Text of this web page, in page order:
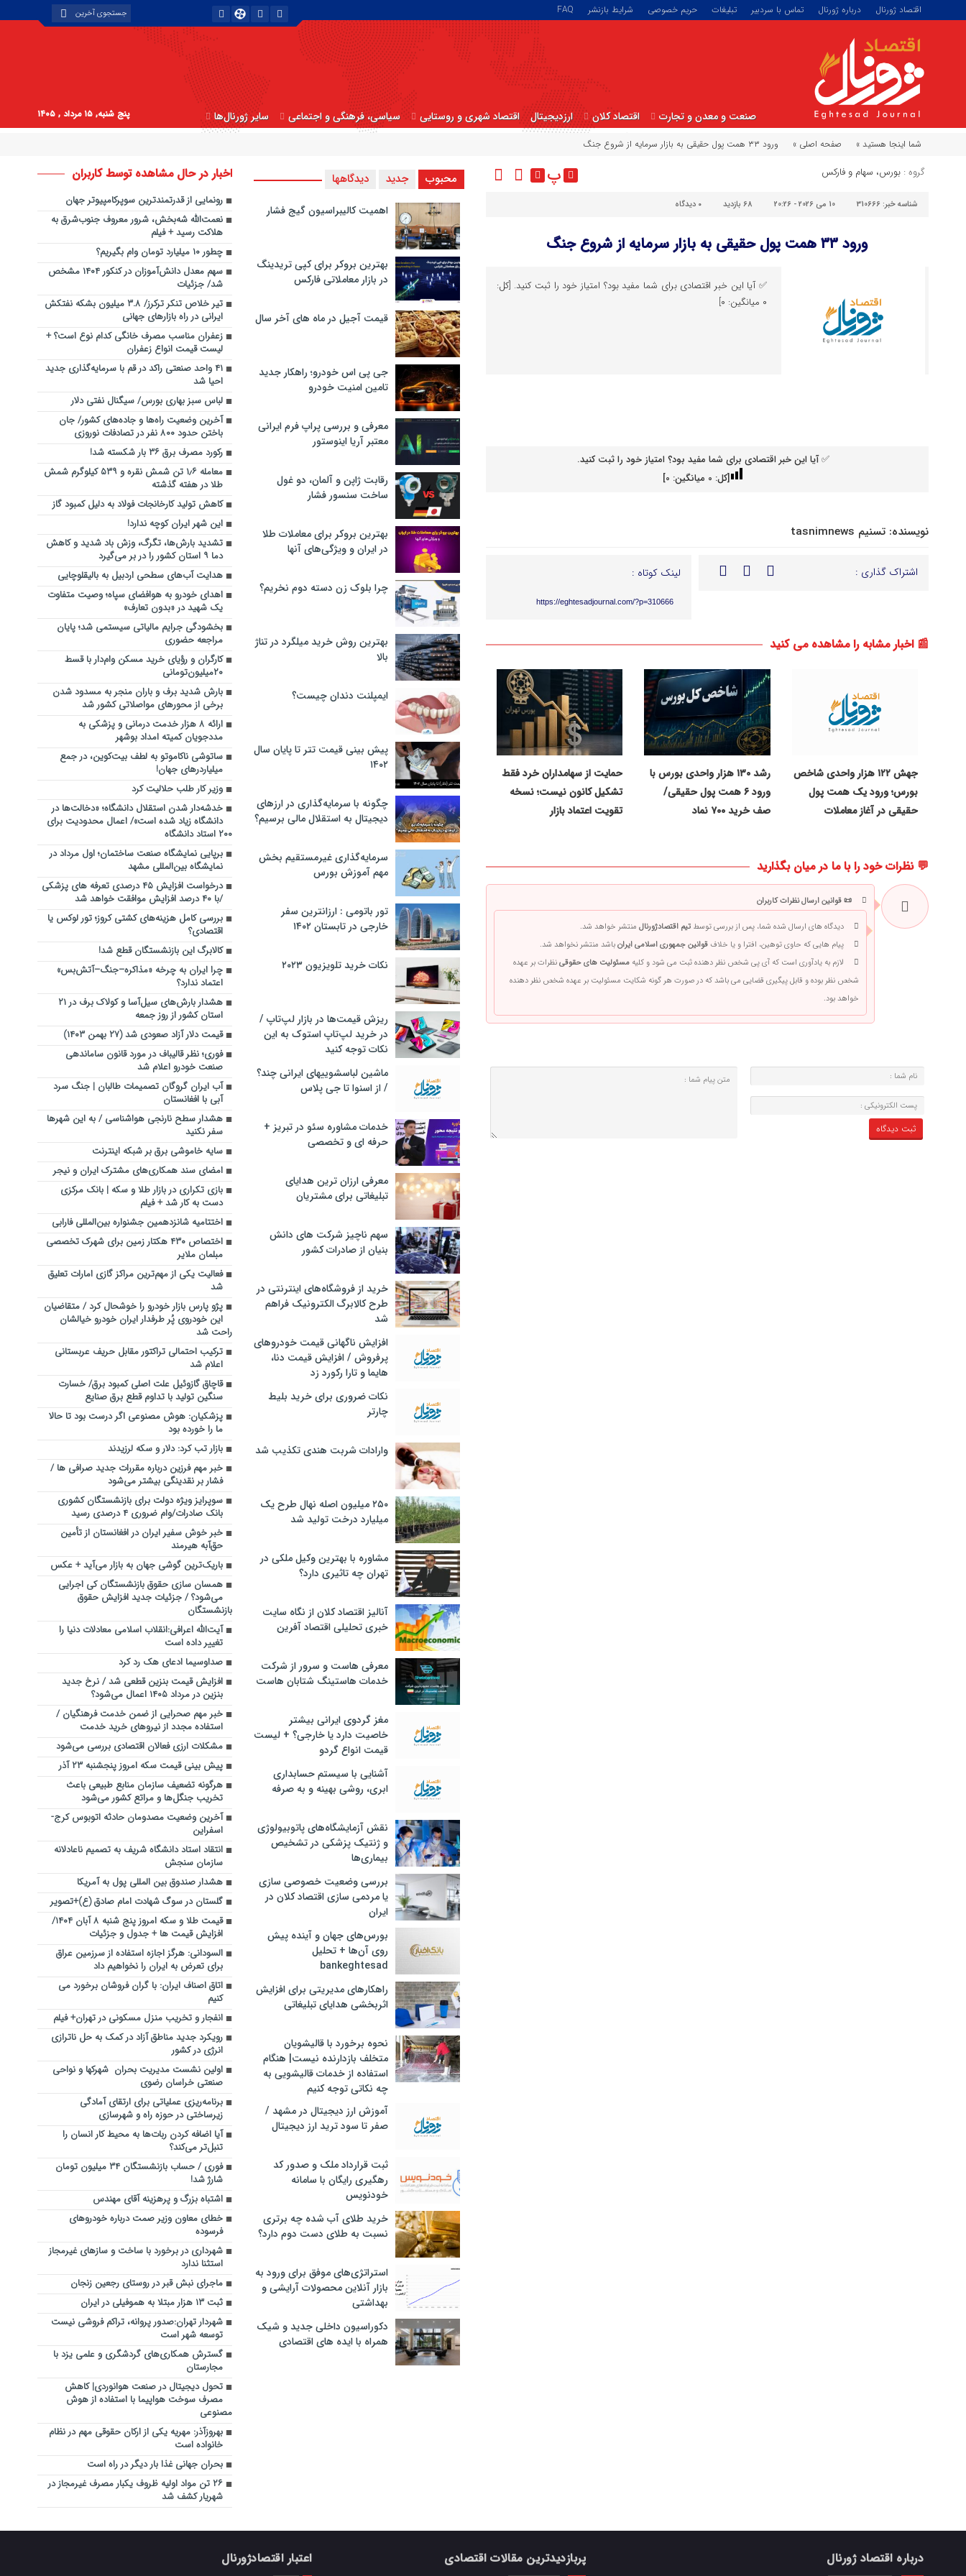
اقتصاد ژورنال درباره ژورنال تماس با سردبیر تبلیغات حریم خصوصی شرایط بازنشر FAQ
صنعت و معدن و تجارت اقتصاد کلان ارزدیجیتال اقتصاد شهری و روستایی سیاسی، فرهنگی و اجتماعی سایر ژورنال‌ها پنج شنبه, ۱۵ مرداد , ۱۴۰۵
شما اینجا هستید » صفحه اصلی » ورود ۳۳ همت پول حقیقی به بازار سرمایه از شروع جنگ
گروه : بورس، سهام و فارکس پ
شناسه خبر: 310666 10 می 2026 - 20:26 68 بازدید ۰ دیدگاه
ورود ۳۳ همت پول حقیقی به بازار سرمایه از شروع جنگ
✅ آیا این خبر اقتصادی برای شما مفید بود؟ امتیاز خود را ثبت کنید. [کل:
۰ میانگین: ۰]
✅ آیا این خبر اقتصادی برای شما مفید بود؟ امتیاز خود را ثبت کنید.
[کل: 0 میانگین: 0
]
نویسنده: تسنیم tasnimnews
اشتراک گذاری : لینک کوتاه :
https://eghtesadjournal.com/?p=310666
📰 اخبار مشابه را مشاهده می کنید
جهش ۱۲۲ هزار واحدی شاخص
بورس؛ ورود یک همت پول
حقیقی در آغاز معاملات
رشد ۱۳۰ هزار واحدی بورس با
ورود ۶ همت پول حقیقی/
صف خرید ۷۰۰ نماد
حمایت از سهامداران خرد فقط
تشکیل کانون نیست؛ نسخه
تقویت اعتماد بازار
💬 نظرات خود را با ما در میان بگذارید
📜 قوانین ارسال نظرات کاربران
دیدگاه های ارسال شده شما، پس از بررسی توسط تیم اقتصادژورنال منتشر خواهد شد.
پیام هایی که حاوی توهین، افترا و یا خلاف قوانین جمهوری اسلامی ایرانباشد منتشر نخواهد شد.
لازم به یادآوری است که آی پی شخص نظر دهنده ثبت می شود و کلیه مسئولیت های حقوقینظرات بر عهده
شخص نظر بوده و قابل پیگیری قضایی می باشد که در صورت هر گونه شکایت مسئولیت بر عهده شخص نظر دهنده
خواهد بود.
محبوب جدید دیدگاهها
اهمیت کالیبراسیون گیج فشار
بهترین بروکر برای کپی‌ تریدینگ
در بازار معاملاتی فارکس
قیمت آجیل در ماه های آخر سال
جی پی اس خودرو؛ راهکار جدید
تامین امنیت خودرو
معرفی و بررسی پراپ فرم ایرانی
معتبر آریا اینوستور
رقابت ژاپن و آلمان، دو غول
ساخت سنسور فشار
بهترین بروکر برای معاملات طلا
در ایران و ویژگی‌های آنها
چرا بلوک زن دسته دوم نخریم؟
بهترین روش خرید میلگرد در تناژ
بالا
ایمپلنت دندان چیست؟
پیش بینی قیمت تتر تا پایان سال
۱۴۰۲
چگونه با سرمایه‌گذاری در ارزهای
دیجیتال به استقلال مالی برسیم؟
سرمایه‌گذاری غیرمستقیم بخش
مهم آموزش بورس
تور باتومی : ارزانترین سفر
خارجی در تابستان ۱۴۰۲
نکات خرید تلویزیون ۲۰۲۳
ریزش قیمت‌ها در بازار لپ‌تاپ /
در خرید لپ‌تاپ استوک به این
نکات توجه کنید
ماشین لباسشویی‎های ایرانی چند؟
/ از اسنوا تا جی پلاس
خدمات مشاوره سئو در تبریز +
حرفه ای و تخصصی
معرفی ارزان ترین هدایای
تبلیغاتی برای مشتریان
سهم ناچیز شرکت های دانش
بنیان از صادرات کشور
خرید از فروشگاه‌های اینترنتی در
طرح کالابرگ الکترونیک فراهم
شد
افزایش ناگهانی قیمت خودروهای
پرفروش / افزایش قیمت دنا،
هایما و تارا رکورد زد
نکات ضروری برای خرید بلیط
چارتر
وارادات شربت هندی تکذیب شد
۲۵۰ میلیون اصله نهال طرح یک
میلیارد درخت تولید شد
مشاوره با بهترین وکیل ملکی در
تهران چه تاثیری دارد؟
آنالیز اقتصاد کلان از نگاه سایت
خبری تحلیلی اقتصاد آفرین
معرفی هاست و سرور از شرکت
خدمات هاستینگ شتابان هاست
مغز گردوی ایرانی بیشتر
خاصیت دارد یا خارجی؟ + لیست
قیمت انواع گردو
آشنایی با سیستم حسابداری
ابری، روشی بهینه و به صرفه
نقش آزمایشگاه‌های پاتوبیولوژی
و ژنتیک پزشکی در تشخیص
بیماری‌ها
بررسی وضعیت خصوصی سازی
یا مردمی سازی اقتصاد کلان در
ایران
بورس‌های جهان و آینده پیش
روی آن‌ها + تحلیل
bankeghtesad
راهکارهای مدیریتی برای افزایش
اثربخشی هدایای تبلیغاتی
نحوه برخورد با قالیشویان
متخلف بازدارنده نیست| هنگام
استفاده از خدمات قالیشویی به
چه نکاتی توجه کنیم
آموزش ارز دیجیتال در مشهد /
صفر تا سود ترید ارز دیجیتال
ثبت قرارداد ملک و صدور کد
رهگیری رایگان با سامانه
خودنویس
خرید طلای آب شده چه برتری
نسبت به طلای دست دوم دارد؟
استراتژی‌های موفق برای ورود به
بازار آنلاین محصولات آرایشی و
بهداشتی
دکوراسیون داخلی جدید و شیک
همراه با ایده های اقتصادی
اخبار در حال مشاهده توسط کاربران
رونمایی از قدرتمندترین سوپرکامپیوتر جهان
نعمت‌الله شه‌بخش، شرور معروف جنوب‌شرق به
هلاکت رسید + فیلم
چطور ۱۰ میلیارد تومان وام بگیریم؟
سهم معدل دانش‌آموزان در کنکور ۱۴۰۴ مشخص
شد/ جزئیات
تیر خلاص تنکر ترکرز/ ۳.۸ میلیون بشکه نفتکش
ایرانی در راه بازار‌های جهانی
زعفران مناسب مصرف خانگی کدام نوع است؟ +
لیست قیمت انواع زعفران
۴۱ واحد صنعتی راکد در قم با سرمایه‌گذاری جدید
احیا شد
لباس سبز بهاری بورس/ سیگنال نفتی دلار
آخرین وضعیت راه‌ها و جاده‌های کشور/ جان
باختن حدود ۸۰۰ نفر در تصادفات نوروزی
رکورد مصرف برق ۳۶ بار شکسته شد!
معامله ۱٫۶ تن شمش نقره و ۵۳۹ کیلوگرم شمش
طلا در هفته گذشته
کاهش تولید کارخانجات فولاد به دلیل کمبود گاز
این شهر ایران کوچه ندارد!
تشدید بارش‌ها، تگرگ، وزش باد شدید و کاهش
دما ۹ استان کشور را در بر می‌گیرد
هدایت آب‌های سطحی اردبیل به بالیقلوچایی
اهدای خودرو به هوافضای سپاه؛ وصیت متفاوت
یک شهید در «بدون تعارف»
بخشودگی جرایم مالیاتی سیستمی شد؛ پایان
مراجعه حضوری
کارگران و رؤیای خرید مسکن وام‌دار با قسط
۲۰میلیون‌تومانی
­بارش شدید برف و باران منجر به مسدود شدن
برخی از محورهای مواصلاتی کشور شد
ارائه ۸ هزار خدمت درمانی و پزشکی به
مددجویان کمیته امداد بوشهر
ساتوشی ناکاموتو به لطف بیت‌کوین، در جمع
میلیاردرهای جهان!
وزیر کار طلب حلالیت کرد
خدشه‌دار شدن استقلال دانشگاه؛ «دخالت‌ها در
دانشگاه زیاد شده است»/ اعمال محدودیت برای
۲۰۰ استاد دانشگاه
برپایی نمایشگاه صنعت ساختمان؛ اول مرداد در
نمایشگاه بین‌المللی مشهد
درخواست افزایش ۴۵ درصدی تعرفه های پزشکی
/با ۴۰ درصد افزایش موافقت خواهد شد
بررسی کامل هزینه‌های کشتی کروز؛ تور لوکس یا
اقتصادی؟
کالابرگ این بازنشستگان قطع شد!
چرا ایران به چرخه «مذاکره–جنگ–آتش‌بس»
اعتماد ندارد؟
هشدار بارش‌های سیل‌آسا و کولاک برف در ۲۱
استان کشور از روز جمعه
قیمت دلار آزاد صعودی شد (۲۷ بهمن ۱۴۰۳)
فوری؛ نظر قالیباف در مورد قانون ساماندهی
صنعت خودرو اعلام شد
آب ایران گروگان تصمیمات طالبان | جنگ سرد
آبی با افغانستان
هشدار سطح نارنجی هواشناسی / به این شهرها
سفر نکنید
سایه خاموشی برق بر شبکه اینترنت
امضای سند همکاری‌های مشترک ایران و نیجر
بازی تکراری در بازار طلا و سکه | بانک مرکزی
دست به کار شد + فیلم
اختتامیه شانزدهمین جشنواره بین‌المللی فارابی
اختصاص ۴۳۰ هکتار زمین برای شهرک تخصصی
مبلمان ملایر
فعالیت یکی از مهم‌ترین مراکز گازی امارات تعلیق
شد
پژو پارس بازار خودرو را خوشحال کرد / متقاضیان
این خودروی پُر طرفدار ایران خودرو خیالشان
راحت شد
ترکیب احتمالی تراکتور مقابل حریف عربستانی
اعلام شد
قاچاق گازوئیل علت اصلی کمبود برق/ خسارت
سنگین تولید با تداوم قطع برق صنایع
پزشکیان: هوش مصنوعی اگر درست بود تا حالا
ما را خورده بود
بازار تب کرد: دلار و سکه لرزیدند
خبر مهم فرزین درباره مقررات جدید صرافی ها /
فشار بر نقدینگی بیشتر می‌شود
سوپرایز ویژه دولت برای بازنشستگان کشوری
بانک صادرات/وام ضروری ۴ درصدی رسید
خبر خوش سفیر ایران در افغانستان از تأمین
حق‌آبه ‌‌هیرمند‌
باریک‌ترین گوشی جهان به بازار می‌آید + عکس
همسان سازی حقوق بازنشستگان کی اجرایی
می‌شود؟ / جزئیات جدید افزایش حقوق
بازنشستگان
آیت‌الله اعرافی:انقلاب اسلامی معادلات دنیا را
تغییر داده است
صداوسیما ادعای هک رد کرد
افزایش قیمت بنزین قطعی شد / نرخ جدید
بنزین در مرداد ۱۴۰۵ اعمال می‌شود؟
خبر مهم صحرایی از ضمن خدمت فرهنگیان /
استفاده مجدد از نیروهای خرید خدمت
مشکلات ارزی فعالان اقتصادی بررسی می‌شود
پیش بینی قیمت سکه امروز پنجشنبه ۲۳ آذر
هرگونه تضعیف سازمان منابع طبیعی باعث
تخریب جنگل‌ها و مراتع کشور می‌شود
آخرین وضعیت مصدومان حادثه اتوبوس کرج-
اسفراین
انتقاد استاد دانشگاه شریف به تصمیم ناعادلانه
سازمان سنجش
هشدار صندوق بین المللی پول به آمریکا
گلستان در سوگ شهادت امام صادق (ع)+تصویر
قیمت طلا و سکه امروز پنج شنبه ۸ آبان ۱۴۰۴/
افزایش قیمت ها + جدول و جزئیات
السودانی: هرگز اجازه استفاده از سرزمین عراق
برای تعرض به ایران را نخواهیم داد
اتاق اصناف ایران: با گران فروشان برخورد می
کنیم
انفجار و تخریب منزل مسکونی در تهران+ فیلم
رویکرد جدید مناطق آزاد در کمک به حل ناترازی
انرژی در کشور
اولین نشست مدیریت بحران شهرکها و نواحی
صنعتی خراسان رضوی
برنامه‌ریزی عملیاتی برای ارتقای آمادگی
زیرساختی در حوزه راه و شهرسازی
آیا اضافه کردن ربات‌ها به محیط کار انسان را
تنبل‌تر می‌کند؟
فوری / حساب بازنشستگان ۳۴ میلیون تومان
شارژ شد!
اشتباه بزرگ و پرهزینه آقای مهندس
خطای معاون وزیر صمت درباره خودروهای
فرسوده
شهرداری در برخورد با ساخت و سازهای غیرمجاز
‌استثنا ندارد
ماجرای نبش قبر در روستای رجعین زنجان
ثبت ۱۳ هزار مبتلا به هموفیلی در ایران
شهردار تهران:صدور پروانه، تراکم فروشی نیست
توسعه شهر است
گسترش همکاری‌های گردشگری و علمی یزد با
مجارستان
تحول دیجیتال در صنعت هوانوردی| کاهش
مصرف سوخت هواپیما با استفاده از هوش
مصنوعی
بهروزآذر: مهریه یکی از ارکان حقوقی مهم در نظام
خانواده است
بحران جهانی غذا بار دیگر در راه است
۲۶ تن مواد اولیه ظروف یکبار مصرف غیرمجاز در
شهریار کشف شد
درباره اقتصاد ژورنال پربازدیدترین مقالات اقتصادی اعتبار اقتصادژورنال